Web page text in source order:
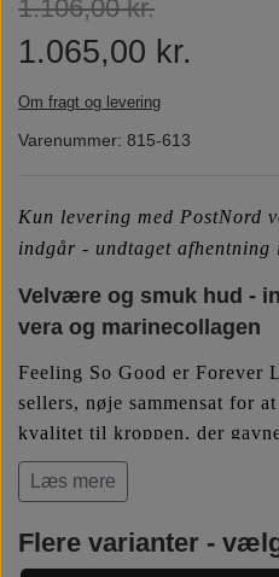
FAQ om
1.106,00 kr.
1.065,00 kr.
Om fragt og levering
Varenummer: 815-613
Kun levering med PostNord
indgår - undtaget afhentning
Velvære og smuk hud -
vera og marinecollagen
Feeling So Good er Forever
sellers, nøje sammensat for
kvalitet til kroppen, der
udvendigt:Aloe vera drikken
Marine Collagen
Læs mere
Flere varianter -